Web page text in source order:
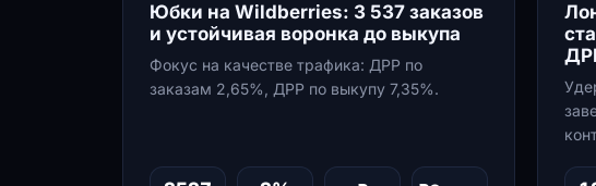
Юбки на Wildberries: 3 537 заказов
и устойчивая воронка до выкупа
Фокус на качестве трафика: ДРР по
заказам 2,65%, ДРР по выкупу 7,35%.